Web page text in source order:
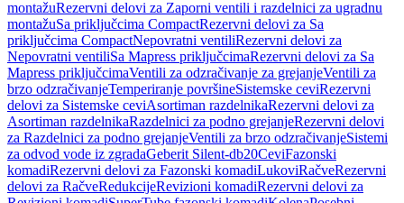
montažuRezervni delovi za Zaporni ventili i razdelnici za ugradnu
montažuSa priključcima CompactRezervni delovi za Sa
priključcima CompactNepovratni ventiliRezervni delovi za
Nepovratni ventiliSa Mapress priključcimaRezervni delovi za Sa
Mapress priključcimaVentili za odzračivanje za grejanjeVentili za
brzo odzračivanjeTemperiranje površineSistemske ceviRezervni
delovi za Sistemske ceviAsortiman razdelnikaRezervni delovi za
Asortiman razdelnikaRazdelnici za podno grejanjeRezervni delovi
za Razdelnici za podno grejanjeVentili za brzo odzračivanjeSistemi
za odvod vode iz zgradaGeberit Silent-db20CeviFazonski
komadiRezervni delovi za Fazonski komadiLukoviRačveRezervni
delovi za RačveRedukcijeRevizioni komadiRezervni delovi za